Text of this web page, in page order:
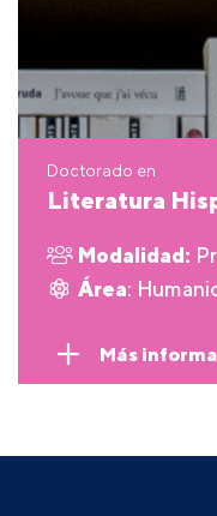
Doctorado en
Literatura
Modalidad:
Área:
Más